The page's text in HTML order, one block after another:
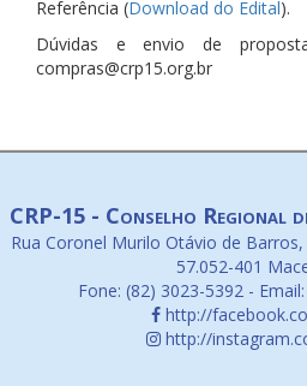
Referência (Download do Edital).
Dúvidas e envio de
compras@crp15.org.br
CRP-15 - Conselho Regional
Rua Coronel Murilo Otávio de
57.052-401
Fone: (82) 3023-5392 -
http://
http://